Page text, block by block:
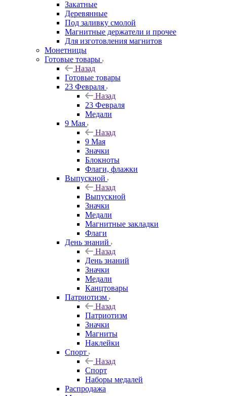
Закатные
Деревянные
Под заливку смолой
Магнитные держатели и прочее
Для изготовления магнитов
Монетницы
Готовые товары
Назад
Готовые товары
23 Февраля
Назад
23 Февраля
Медали
9 Мая
Назад
9 Мая
Значки
Блокноты
Флаги, флажки
Выпускной
Назад
Выпускной
Значки
Медали
Магнитные закладки
Флаги
День знаний
Назад
День знаний
Значки
Медали
Канцтовары
Патриотизм
Назад
Патриотизм
Значки
Магниты
Наклейки
Спорт
Назад
Спорт
Наборы медалей
Распродажа